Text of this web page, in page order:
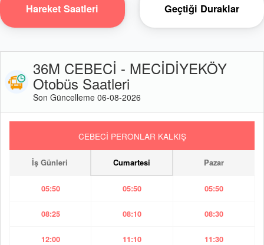
Hareket Saatleri Geçtiği Duraklar
36M CEBECİ - MECİDİYEKÖY
Otobüs Saatleri
Son Güncelleme 06-08-2026
CEBECİ PERONLAR KALKIŞ
İş Günleri Cumartesi Pazar
05:50 05:50 05:50
08:25 08:10 08:30
12:00 11:10 11:30